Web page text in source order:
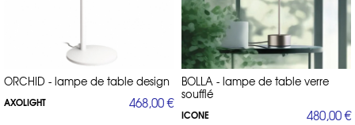
ORCHID - lampe de table design
AXOLIGHT 468,00 €
BOLLA - lampe de table verre
soufflé
ICONE 480,00 €